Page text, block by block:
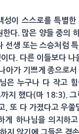
성이 스스로를 특별한
한다. 많은 양들 중의
선생 또는 스승처럼
다. 다른 이들보다 나
아가 기쁘게 종으로
은 누구나 다 작고
까지 했다(마 18:3).
, 또 다 가졌다고 우쭐
게 하나님을 의지하
지 않기에 그들은 겸